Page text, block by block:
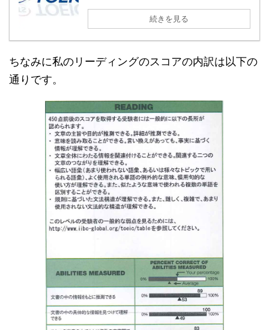
続きを見る
ちなみに私のリーディングのスコアの内訳は以下の
通りです。